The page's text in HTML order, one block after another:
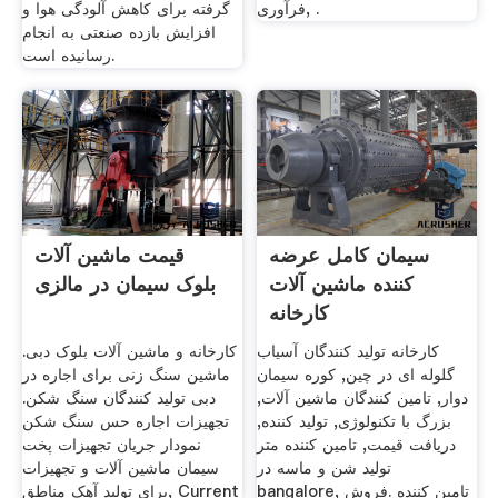
گرفته برای کاهش آلودگی هوا و
افزایش بازده صنعتی به انجام
رسانیده است.
فرآوری, .
قیمت ماشین آلات
بلوک سیمان در مالزی
کارخانه و ماشین آلات بلوک دبی.
ماشین سنگ زنی برای اجاره در
دبی تولید کنندگان سنگ شکن.
تجهیزات اجاره حس سنگ شکن
نمودار جریان تجهیزات پخت
سیمان ماشین آلات و تجهیزات
برای تولید آهک مناطق, Current
سیمان کامل عرضه
کننده ماشین آلات
کارخانه
کارخانه تولید کنندگان آسیاب
گلوله ای در چین, کوره سیمان
دوار, تامین کنندگان ماشین آلات,
بزرگ با تکنولوژی, تولید کننده,
دریافت قیمت, تامین کننده متر
تولید شن و ماسه در
bangalore, تامین کننده .فروش